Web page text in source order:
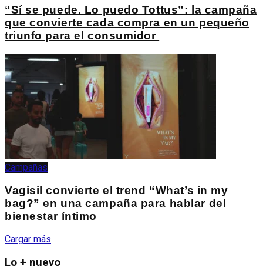
“Sí se puede. Lo puedo Tottus”: la campaña
que convierte cada compra en un pequeño
triunfo para el consumidor
Campañas
Vagisil convierte el trend “What’s in my
bag?” en una campaña para hablar del
bienestar íntimo
Cargar más
Lo + nuevo